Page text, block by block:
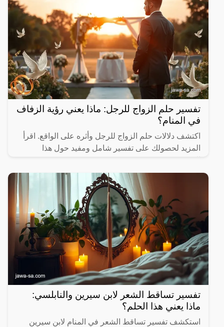
تفسير حلم الزواج للرجل: ماذا يعني رؤية الزفاف
في المنام؟
اكتشف دلالات حلم الزواج للرجل وأثره على الواقع. اقرأ
المزيد لحصولك على تفسير شامل ومفيد حول هذا
تفسير تساقط الشعر لابن سيرين والنابلسي:
ماذا يعني هذا الحلم؟
استكشف تفسير تساقط الشعر في المنام لابن سيرين